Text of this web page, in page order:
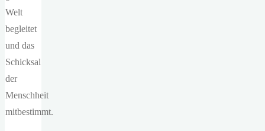
Welt
begleitet
und das
Schicksal
der
Menschheit
mitbestimmt.